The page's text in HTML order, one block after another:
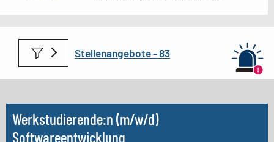
Stellenangebote -
Werkstudierende:n (m/w/d)
Softwareentwicklung